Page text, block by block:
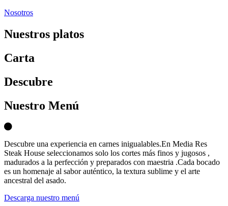
Nosotros
Nuestros platos
Carta
Descubre
Nuestro Menú
Descubre una experiencia en carnes inigualables.En Media Res
Steak House seleccionamos solo los cortes más finos y jugosos ,
madurados a la perfección y preparados con maestria .Cada bocado
es un homenaje al sabor auténtico, la textura sublime y el arte
ancestral del asado.
Descarga nuestro menú